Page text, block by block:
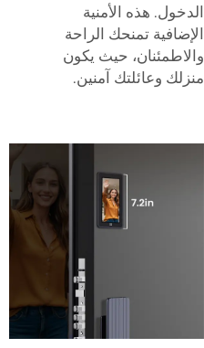
الدخول. هذه الأمنية
الإضافية تمنحك الراحة
والاطمئنان، حيث يكون
منزلك وعائلتك آمنين.